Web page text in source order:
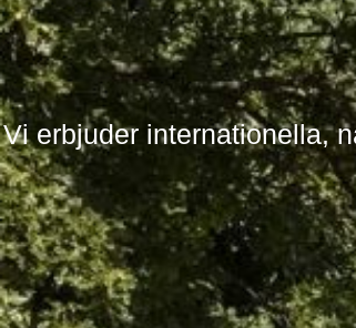
Vi erbjuder internationella,